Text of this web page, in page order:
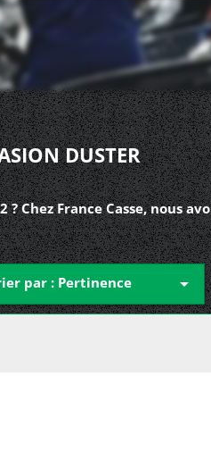
DUSTER
Chez France Casse, nous
par : Pertinence 